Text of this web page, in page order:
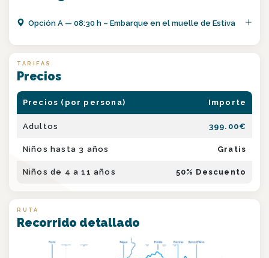
OpciónA —08:30 h – Embarque en el muelle de Estiva
TARIFAS
Precios
Precios (por persona) Importe
Adultos 399.00€
Niños hasta 3 años Gratis
Niños de 4 a 11 años 50% Descuento
RUTA
Recorrido detallado